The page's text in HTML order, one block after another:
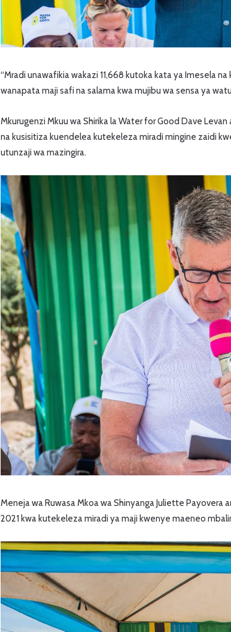
“Mradi unawafikia wakazi 11,668 kutoka kata ya Imesela
wanapata maji safi na salama kwa mujibu wa sensa ya
Mkurugenzi Mkuu wa Shirika la Water for Good Dave
na kusisitiza kuendelea kutekeleza miradi mingine zaidi
utunzaji wa mazingira.
Meneja wa Ruwasa Mkoa wa Shinyanga Juliette
2021 kwa kutekeleza miradi ya maji kwenye maeneo